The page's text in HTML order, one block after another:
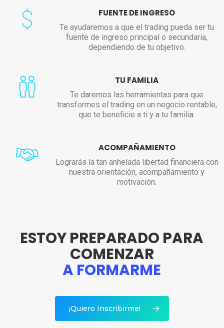
FUENTE DE INGRESO
Te ayudaremos a que el trading pueda ser tu
fuente de ingreso principal o secundaria,
dependiendo de tu objetivo.
TU FAMILIA
Te daremos las herramientas para que
transformes el trading en un negocio rentable,
que te beneficie a ti y a tu familia.
ACOMPAÑAMIENTO
Lograrás la tan anhelada libertad financiera con
nuestra orientación, acompañamiento y
motivación.
ESTOY PREPARADO PARA
COMENZAR
A FORMARME
¡Quiero Inscribirme!